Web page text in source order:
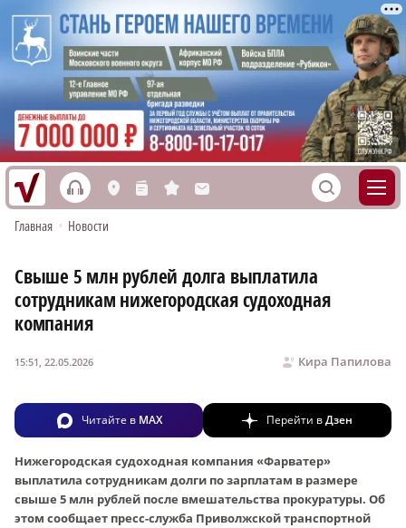
h L n s M S
Главная • Новости
Свыше 5 млн рублей долга выплатила
сотрудникам нижегородская судоходная
компания
Кира Папилова
15:51, 22.05.2026
Читайте в MAX Перейти вДзен
Нижегородская судоходная компания «Фарватер»
выплатила сотрудникам долги по зарплатам в размере
свыше 5 млн рублей после вмешательства прокуратуры. Об
этом сообщает пресс-служба Приволжской транспортной